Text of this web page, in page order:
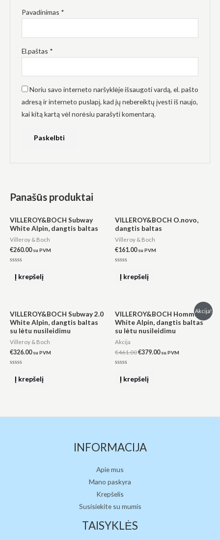
Pavadinimas *
El.paštas *
Noriu savo interneto naršyklėje išsaugoti vardą, el. pašto
adresą ir interneto puslapį, kad jų nebereiktų įvesti iš naujo,
kai kitą kartą vėl norėsiu parašyti komentarą.
Panašūs produktai
VILLEROY&BOCH Subway
White Alpin, dangtis baltas
Villeroy & Boch
€260.00 su PVM
Į krepšelį
VILLEROY&BOCH O.novo,
dangtis baltas
Villeroy & Boch
€161.00 su PVM
Į krepšelį
VILLEROY&BOCH Subway 2.0
White Alpin, dangtis baltas
su lėtu nusileidimu
Villeroy & Boch
€326.00 su PVM
Į krepšelį
Akcija!
VILLEROY&BOCH Hommage
White Alpin, dangtis baltas
su lėtu nusileidimu
Akcija
€461.00
price
was:
€461.00.
€379.00
price
is:
€379.00.
su PVM
Į krepšelį
INFORMACIJA
Apie mus
Mano paskyra
Krepšelis
Susisiekite su mumis
TAISYKLĖS